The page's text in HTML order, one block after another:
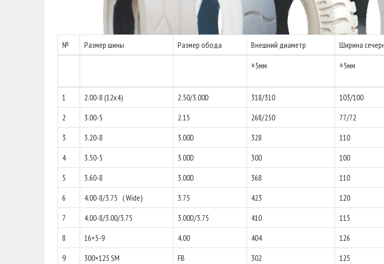
№ Размер шины Размер обода Внешний диаметр Ширина
±5мм
±5мм
1
2.00-8 (12x4) 2.50/3.00D 318/310 103/100
2
3.00-5 2.15 268/250 77/72
3
3.20-8 3.00D 328 110
4
3.50-5 3.00D 300 100
5
3.60-8 3.00D 368 110
6
4.00-8/3.75（Wide) 3.75 423 120
7
4.00-8/3.00/3.75 3.00D/3.75 410 115
8
16×5-9 4.00 404 126
9
300×125 SM FB 302 125